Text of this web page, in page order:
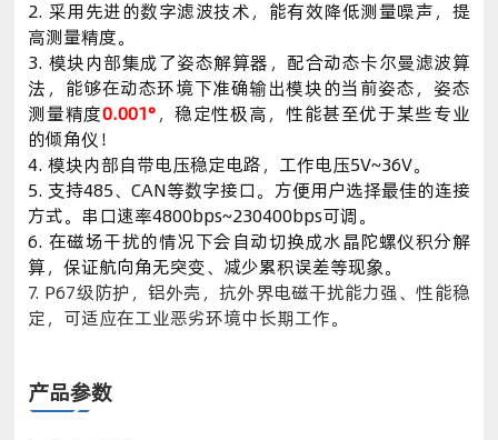
2. 采用先进的数字滤波技术，能有效降低测量噪声，提
高测量精度。
3. 模块内部集成了姿态解算器，配合动态卡尔曼滤波算
法，能够在动态环境下准确输出模块的当前姿态，姿态
测量精度0.001°，稳定性极高，性能甚至优于某些专业
的倾角仪！
4. 模块内部自带电压稳定电路，工作电压5V~36V。
5. 支持485、CAN等数字接口。方便用户选择最佳的连接
方式。串口速率4800bps~230400bps可调。
6. 在磁场干扰的情况下会自动切换成水晶陀螺仪积分解
算，保证航向角无突变、减少累积误差等现象。
7. P67级防护，铝外壳，抗外界电磁干扰能力强、性能稳
定，可适应在工业恶劣环境中长期工作。
产品参数